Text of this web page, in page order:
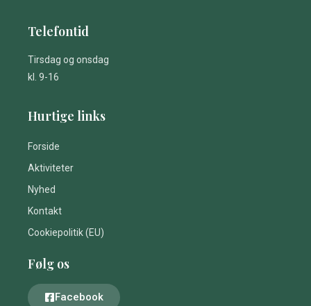
Telefontid
Tirsdag og onsdag
kl. 9-16
Hurtige links
Forside
Aktiviteter
Nyhed
Kontakt
Cookiepolitik (EU)
Følg os
Facebook